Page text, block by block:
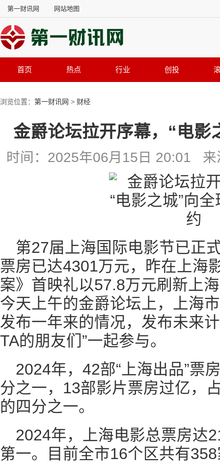
第一财讯网 网站地图
首页 热点 行业 创投
浏览位置： 第一财讯网 > 财经
金爵论坛拉开序幕，“电影
时间：2025年06月15日 20:01
第27届上海国际电影节已正
票房已达4301万元，昨在上海
案》首映礼以57.8万元刷新上
今天上午的金爵论坛上，上海
发布一年来的情况，发布未来
TA的朋友们”一起参与。
2024年，42部“上海出品”票
分之一，13部影片票房过亿，
的四分之一。
2024年，上海电影总票房达
第一。目前全市16个区共有